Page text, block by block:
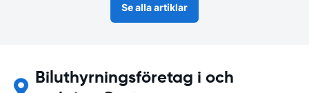
Se alla artiklar
Biluthyrningsföretag i och